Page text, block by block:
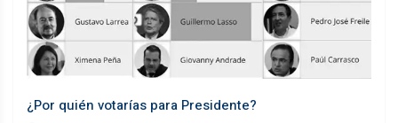
¿Por quién votarías para Presidente?